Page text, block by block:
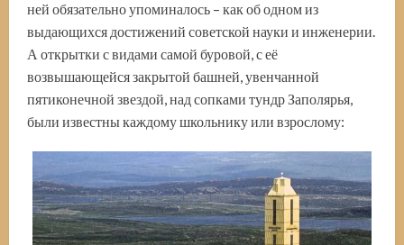
ней обязательно упоминалось – как об одном из
выдающихся достижений советской науки и инженерии.
А открытки с видами самой буровой, с её
возвышающейся закрытой башней, увенчанной
пятиконечной звездой, над сопками тундр Заполярья,
были известны каждому школьнику или взрослому: